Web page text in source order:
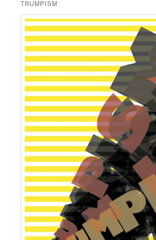
TRUMPISM